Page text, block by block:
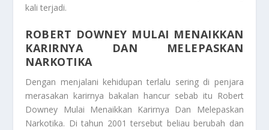
kali terjadi.
ROBERT DOWNEY MULAI MENAIKKAN
KARIRNYA DAN MELEPASKAN
NARKOTIKA
Dengan menjalani kehidupan terlalu sering di penjara
merasakan karirnya bakalan hancur sebab itu Robert
Downey Mulai Menaikkan Karirnya Dan Melepaskan
Narkotika. Di tahun 2001 tersebut beliau berubah dan